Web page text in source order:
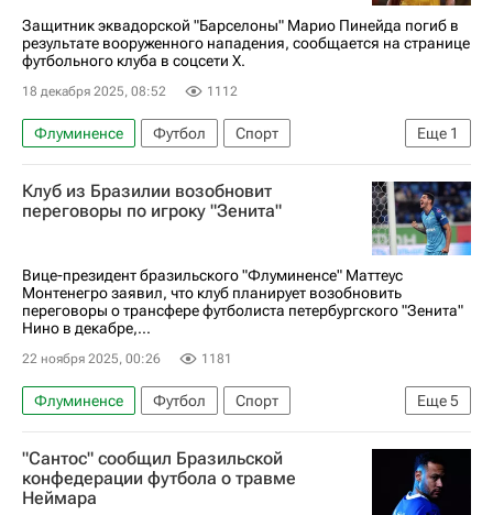
Защитник эквадорской "Барселоны" Марио Пинейда погиб в
результате вооруженного нападения, сообщается на странице
футбольного клуба в соцсети Х.
18 декабря 2025, 08:52 1112
Еще 1
Флуминенсе Футбол
Спорт
Ин­де­пендь­ен­те (Медельин)
Клуб из Бразилии возобновит
переговоры по игроку "Зенита"
Вице-президент бразильского "Флуминенсе" Маттеус
Монтенегро заявил, что клуб планирует возобновить
переговоры о трансфере футболиста петербургского "Зенита"
Нино в декабре,...
22 ноября 2025, 00:26 1181
Еще5
Флуминенсе Футбол
Спорт
Александр Медведев
Нино
Зенит
РПЛ 2026-2027 (Чемпионат России по футболу)
Трансферы в РПЛ
"Сантос" сообщил Бразильской
конфедерации футбола о травме
Неймара